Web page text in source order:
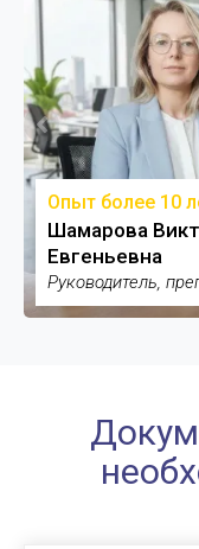
Опыт более 10
Шамарова
Евгеньевна
Руководитель,